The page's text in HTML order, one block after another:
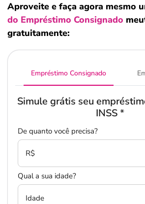
Aproveite e faça agora mesmo
do Empréstimo Consignado
gratuitamente:
Empréstimo Consignado
Simule grátis seu
INSS*
De quanto você precisa?
R$
Qual a sua idade?
Idade